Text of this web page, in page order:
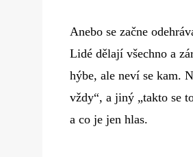
Anebo se začne
Lidé dělají všechno a
hýbe, ale neví se kam.
vždy“, a jiný „takto se
a co je jen hlas.